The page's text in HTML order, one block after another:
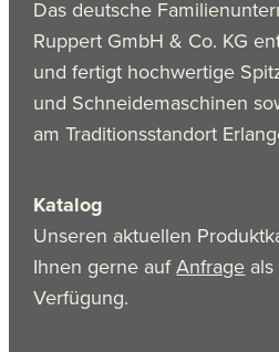
Das deutsche
Ruppert GmbH & Co. KG
und fertigt hochwertige
und Schneidemaschinen
am Traditionsstandort
Katalog
Unseren aktuellen
Ihnen gerne aufAnfrage
Verfügung.